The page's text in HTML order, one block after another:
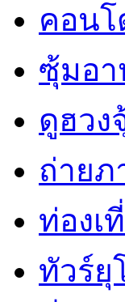
คอนโ
ซุ้มอา
ดูฮวง
ถ่ายภ
ท่องเ
ทัวร์ยุ